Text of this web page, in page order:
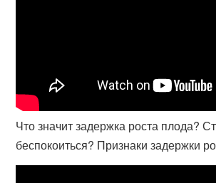
Что значит задержка роста плода?
беспокоиться? Признаки задержки